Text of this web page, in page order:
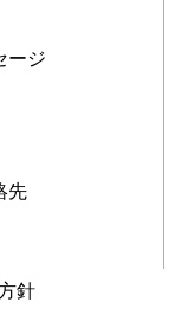
ージ
先
針